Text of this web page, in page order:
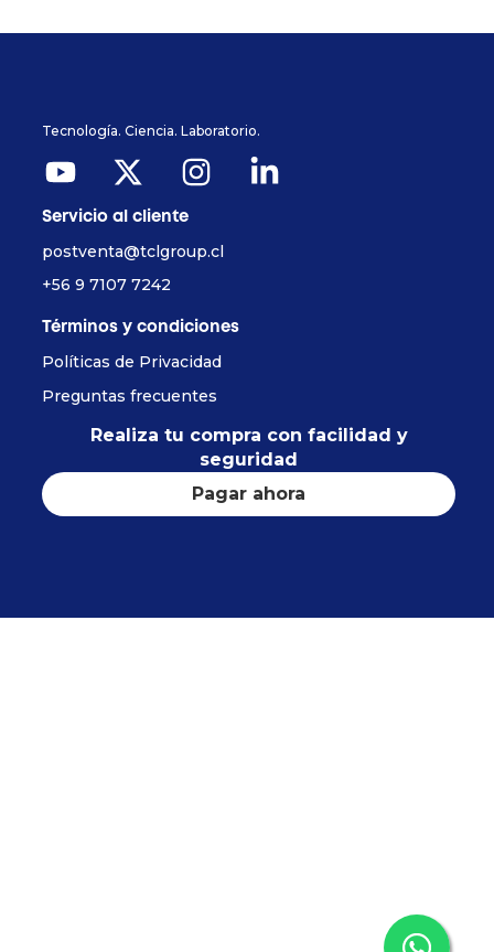
Tecnología. Ciencia. Laboratorio.
Servicio al cliente
postventa@tclgroup.cl
+56 9 7107 7242
Términos y condiciones
Políticas de Privacidad
Preguntas frecuentes
Realiza tu compra con facilidad y
seguridad
Pagar ahora